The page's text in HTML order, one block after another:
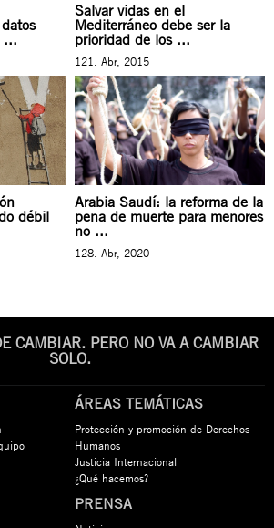
...
Salvar vidas en el
Mediterráneo debe ser la
prioridad de los ...
121. Abr, 2015
débil
Arabia Saudí: la reforma de la
pena de muerte para menores
no ...
128. Abr, 2020
CAMBIAR. PERO NO VA A CAMBIAR
SOLO.
ÁREAS TEMÁTICAS
Protección y promoción de Derechos
Humanos
Justicia Internacional
¿Qué hacemos?
PRENSA